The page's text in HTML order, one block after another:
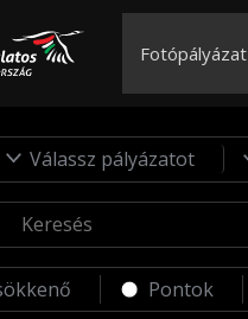
Fotópályázat
Válassz pályázatot
Pontok